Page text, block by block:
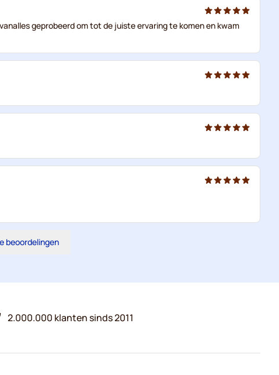
geprobeerd om tot de juiste ervaring te komen en kwam
beoordelingen
2.000.000 klanten sinds 2011